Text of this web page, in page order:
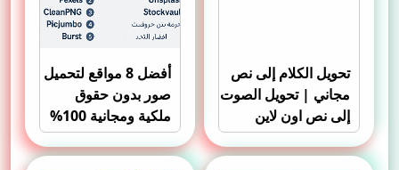
تحويل الكلام إلى نص
مجاني | تحويل الصوت
إلى نص اون لاين
أفضل 8 مواقع لتحميل
صور بدون حقوق
ملكية ومجانية 100%